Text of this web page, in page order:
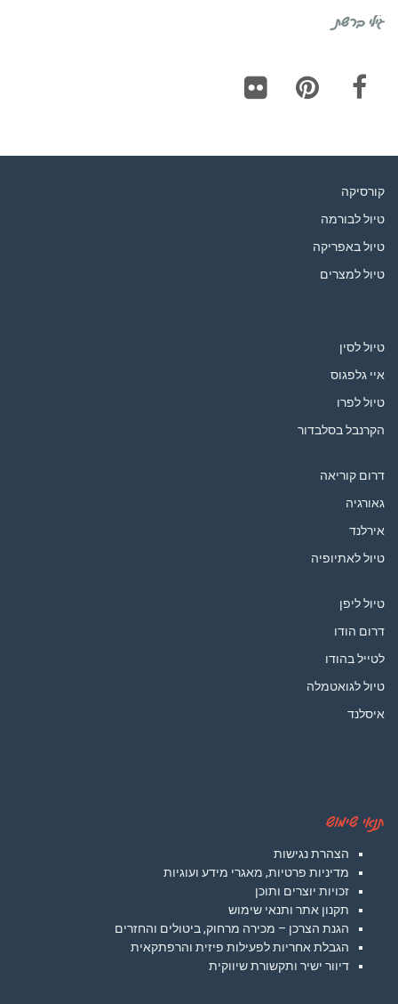
גילי ברשת
קורסיקה
טיול לבורמה
טיול באפריקה
טיול למצרים
טיול לסין
איי גלפגוס
טיול לפרו
הקרנבל בסלבדור
דרום קוריאה
גאורגיה
אירלנד
טיול לאתיופיה
טיול ליפן
דרום הודו
לטייל בהודו
טיול לגואטמלה
איסלנד
תנאי שימוש
הצהרת נגישות
מדיניות פרטיות, מאגרי מידע ועוגיות
זכויות יוצרים ותוכן
תקנון אתר ותנאי שימוש
הגנת הצרכן – מכירה מרחוק, ביטולים והחזרים
הגבלת אחריות לפעילות פיזית והרפתקאית
דיוור ישיר ותקשורת שיווקית